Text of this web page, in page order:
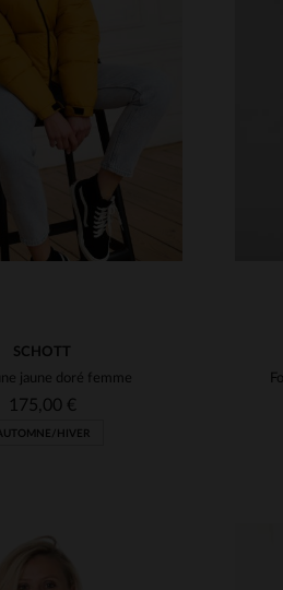
DISPONIBLES
M L
SCHOTT
jaune doré femme
175,00 €
HIVER